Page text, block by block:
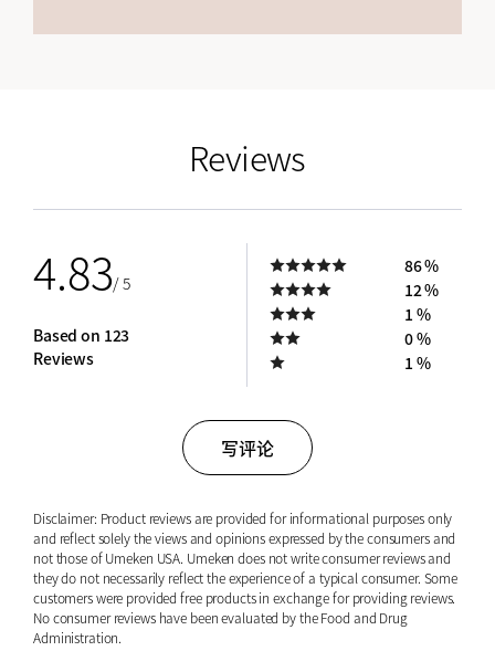
Reviews
4.83/ 5
Based on 123
Reviews
86 %
12 %
1 %
0 %
1 %
写评论
Disclaimer: Product reviews are provided for informational purposes only
and reflect solely the views and opinions expressed by the consumers and
not those of Umeken USA. Umeken does not write consumer reviews and
they do not necessarily reflect the experience of a typical consumer. Some
customers were provided free products in exchange for providing reviews.
No consumer reviews have been evaluated by the Food and Drug
Administration.